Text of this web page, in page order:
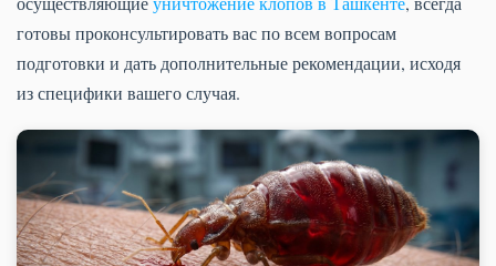
готовы проконсультировать вас по всем вопросам
подготовки и дать дополнительные рекомендации, исходя
из специфики вашего случая.